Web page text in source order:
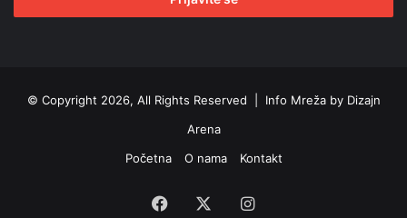
© Copyright 2026, All Rights Reserved | Info Mreža by Dizajn
Arena
Početna
O nama Kontakt
Facebook Instagram